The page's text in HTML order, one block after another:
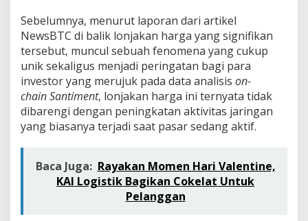
n
G
l
o
b
a
l
,
B
i
i
m
Sebelumnya, menurut laporan dari artikel
NewsBTC di balik lonjakan harga yang signifikan
tersebut, muncul sebuah fenomena yang cukup
unik sekaligus menjadi peringatan bagi para
investor yang merujuk pada data analisis on-
chainSantiment, lonjakan harga ini ternyata tidak
dibarengi dengan peningkatan aktivitas jaringan
yang biasanya terjadi saat pasar sedang aktif.
Baca Juga: Rayakan Momen Hari Valentine,
KAI Logistik Bagikan Cokelat Untuk
Pelanggan